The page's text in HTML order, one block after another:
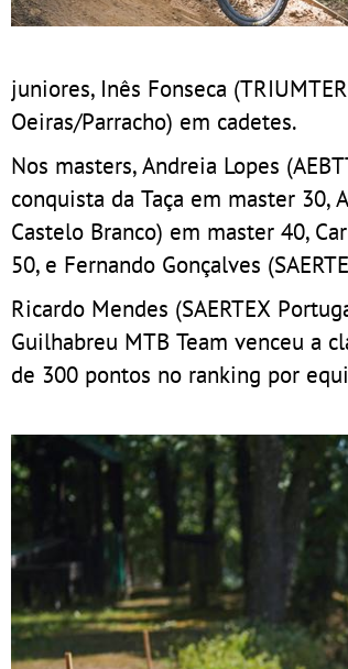
juniores, Inês Fonseca
Oeiras/Parracho) em cadetes.
Nos masters, Andreia Lopes
conquista da Taça em master 30,
Castelo Branco) em master 40,
50, e Fernando Gonçalves
Ricardo Mendes (SAERTEX
Guilhabreu MTB Team venceu a
de 300 pontos no ranking por